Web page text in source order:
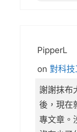
PipperL
on 對科技
謝謝抹布
後，現在
專文章。